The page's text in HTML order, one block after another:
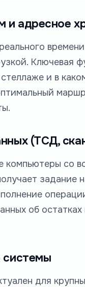
и адресное
Ключевая
и в
(ТСД,
компьютеры со
задание
об
системы
для